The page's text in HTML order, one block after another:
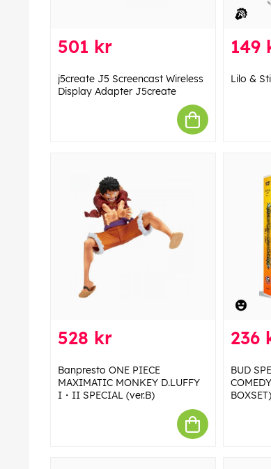
501 kr
j5create J5 Screencast Wireless
Display Adapter J5create
149
Lilo &
528 kr
Banpresto ONE PIECE
MAXIMATIC MONKEY D.LUFFY
I・II SPECIAL (ver.B)
236
BUD